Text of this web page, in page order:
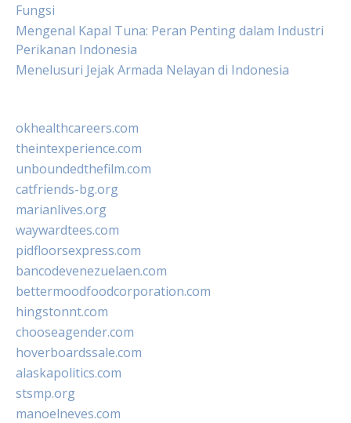
Fungsi
Mengenal Kapal Tuna: Peran Penting dalam Industri
Perikanan Indonesia
Menelusuri Jejak Armada Nelayan di Indonesia
okhealthcareers.com
theintexperience.com
unboundedthefilm.com
catfriends-bg.org
marianlives.org
waywardtees.com
pidfloorsexpress.com
bancodevenezuelaen.com
bettermoodfoodcorporation.com
hingstonnt.com
chooseagender.com
hoverboardssale.com
alaskapolitics.com
stsmp.org
manoelneves.com